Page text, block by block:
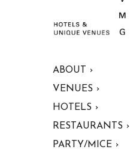
ABOUT ›
VENUES ›
HOTELS ›
RESTAURANTS ›
PARTY/MICE ›